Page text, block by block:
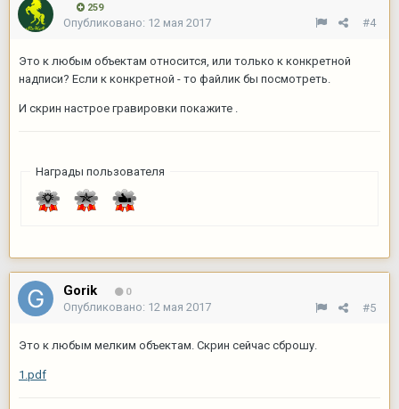
259
#4
Опубликовано: 12 мая 2017
Это к любым объектам относится, или только к конкретной
надписи? Если к конкретной - то файлик бы посмотреть.
И скрин настрое гравировки покажите .
Награды пользователя
Gorik 0
#5
Опубликовано: 12 мая 2017
Это к любым мелким объектам. Скрин сейчас сброшу.
1.pdf